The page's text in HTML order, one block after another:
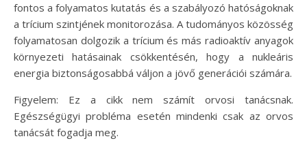
fontos a folyamatos kutatás és a szabályozó hatóságoknak
a trícium szintjének monitorozása. A tudományos közösség
folyamatosan dolgozik a trícium és más radioaktív anyagok
környezeti hatásainak csökkentésén, hogy a nukleáris
energia biztonságosabbá váljon a jövő generációi számára.
Figyelem: Ez a cikk nem számít orvosi tanácsnak.
Egészségügyi probléma esetén mindenki csak az orvos
tanácsát fogadja meg.